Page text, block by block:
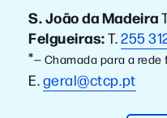
S. João da Madeira
Felgueiras:T.255
*— Chamada para a rede
E.geral@ctcp.pt